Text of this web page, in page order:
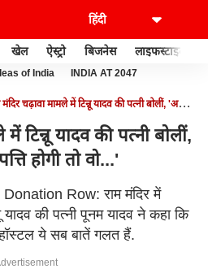
खेल ऐस्ट्रो बिजनेस लाइफस्टाइल
of India INDIA AT 2047
मंदिर चढ़ावा मामले में टिन्नू यादव की पत्नी बोलीं, 'अगर
में टिन्नू यादव की पत्नी बोलीं,
होगी तो वो...'
Row: राम मंदिर में
की पत्नी पूनम यादव ने कहा कि
ये सब बातें गलत हैं.